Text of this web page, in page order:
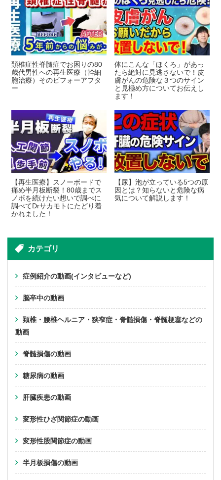
k
頚椎症性脊髄症でお困りの80
歳代男性への再生医療（幹細
胞治療）そのビフォーアフタ
ー
体にこんな「ほくろ」があっ
たら絶対に見逃さないで！皮
膚がんの危険な３つのサイン
と見極め方についてお伝えし
ます！
【再生医療】スノーボードで
痛め半月板断裂！80歳までス
ノボを続けたい想いで調べに
調べてDrサカモトにたどり着
かれました！
【尿】泡が立っている5つの原
因とは？知らないと危険な病
気について解説します！
カテゴリ
症例紹介の動画(インタビューなど)
脳卒中の動画
頚椎・腰椎ヘルニア・狭窄症・脊髄損傷・脊髄梗塞などの
動画
脊髄損傷の動画
糖尿病の動画
肝臓疾患の動画
変形性ひざ関節症の動画
変形性股関節症の動画
半月板損傷の動画